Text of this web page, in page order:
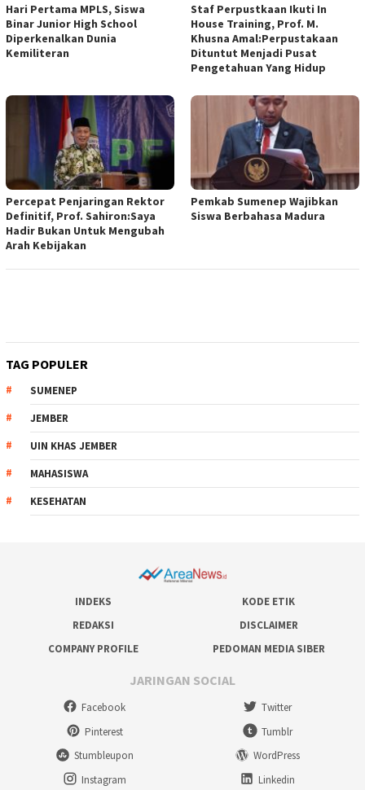
Hari Pertama MPLS, Siswa
Binar Junior High School
Diperkenalkan Dunia
Kemiliteran
Staf Perpustkaan Ikuti In
House Training, Prof. M.
Khusna Amal:Perpustakaan
Dituntut Menjadi Pusat
Pengetahuan Yang Hidup
Percepat Penjaringan Rektor
Definitif, Prof. Sahiron:Saya
Hadir Bukan Untuk Mengubah
Arah Kebijakan
Pemkab Sumenep Wajibkan
Siswa Berbahasa Madura
TAG POPULER
SUMENEP
JEMBER
UIN KHAS JEMBER
MAHASISWA
KESEHATAN
INDEKS
KODE ETIK
REDAKSI
DISCLAIMER
COMPANY PROFILE
PEDOMAN MEDIA SIBER
JARINGAN SOCIAL
Facebook
Twitter
Pinterest
Tumblr
Stumbleupon
WordPress
Instagram
Linkedin